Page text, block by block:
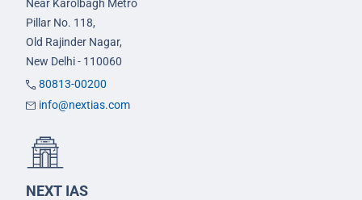
Near Karolbagh Metro
Pillar No. 118,
Old Rajinder Nagar,
New Delhi - 110060
80813-00200
info@nextias.com
NEXT IAS